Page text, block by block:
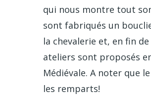
qui nous montre tout
sont fabriqués un
la chevalerie et, en fin
ateliers sont proposés
Médiévale. A noter que
les remparts!